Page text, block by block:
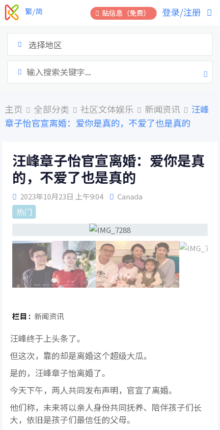
跳
到
贴信息（免费） 登录/注册
繁/简
选择地区
主页 全部分类 社区文体娱乐 新闻资讯
汪峰
章子怡官宣离婚：爱你是真的，不爱了也是真的
汪峰章子怡官宣离婚：爱你是真
的，不爱了也是真的
2023年10月23日 上午9:04 Canada
热门
栏目 : 新闻资讯
汪峰终于上头条了。
但这次，靠的却是离婚这个超级大瓜。
是的，汪峰章子怡离婚了。
今天下午，两人共同发布声明，官宣了离婚。
他们称，未来将以亲人身份共同抚养、陪伴孩子们长
大，依旧是孩子们最信任的父母。